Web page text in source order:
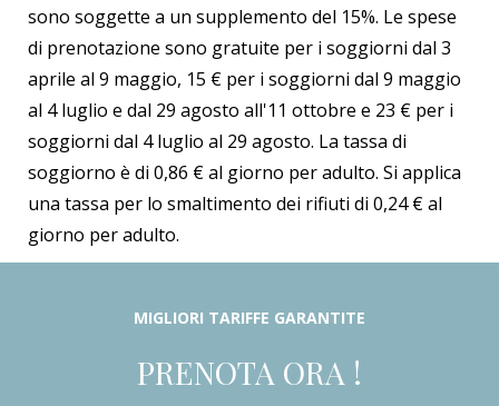
sono soggette a un supplemento del 15%. Le spese
di prenotazione sono gratuite per i soggiorni dal 3
aprile al 9 maggio, 15 € per i soggiorni dal 9 maggio
al 4 luglio e dal 29 agosto all'11 ottobre e 23 € per i
soggiorni dal 4 luglio al 29 agosto. La tassa di
soggiorno è di 0,86 € al giorno per adulto. Si applica
una tassa per lo smaltimento dei rifiuti di 0,24 € al
giorno per adulto.
MIGLIORI TARIFFE GARANTITE
PRENOTA ORA !